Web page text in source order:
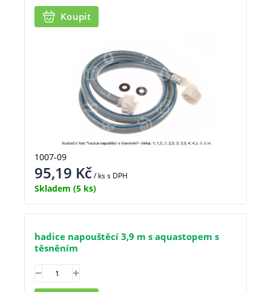
1007-09
95,19 Kč/ kss DPH
Skladem (5 ks)
Koupit
hadice napouštěcí 3,9 m s aquastopem s
těsněním